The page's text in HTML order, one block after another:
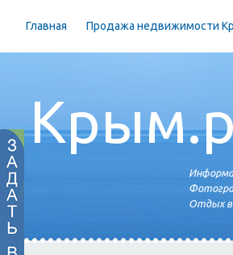
Главная Продажа недвижимости
Отдых в